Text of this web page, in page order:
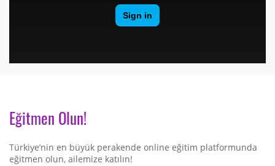
Eğitmen Olun!
Türkiye’nin en büyük perakende online eğitim platformunda
eğitmen olun, ailemize katılın!